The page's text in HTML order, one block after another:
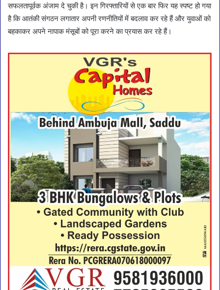
सफलतापूर्वक अंजाम दे चुकी है। इन गिरफ्तारियों से एक बार फिर यह स्पष्ट हो गया
है कि आतंकी संगठन लगातार अपनी रणनीतियों में बदलाव कर रहे हैं और युवाओं को
बहकाकर अपने नापाक मंसूबों को पूरा करने का प्रयास कर रहे हैं।